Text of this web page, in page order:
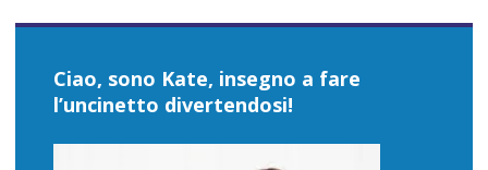
Ciao, sono Kate, insegno a fare
l’uncinetto divertendosi!